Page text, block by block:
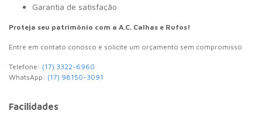
Garantia de satisfação
Proteja seu patrimônio com a A.C. Calhas e Rufos!
Entre em contato conosco e solicite um orçamento sem compromisso.
Telefone: (17) 3322-6960
WhatsApp: (17) 98150-3091
Facilidades